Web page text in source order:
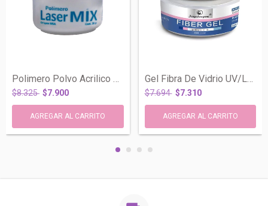
$8.325 $7.900 $7.694 $7.310